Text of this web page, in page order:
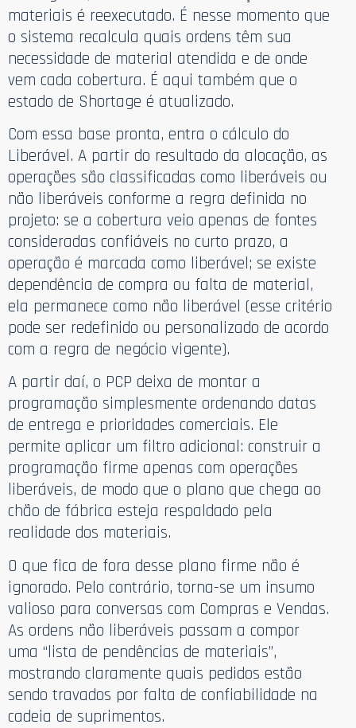
materiais é reexecutado. É nesse momento que
o sistema recalcula quais ordens têm sua
necessidade de material atendida e de onde
vem cada cobertura. É aqui também que o
estado de Shortage é atualizado.
Com essa base pronta, entra o cálculo do
Liberável. A partir do resultado da alocação, as
operações são classificadas como liberáveis ou
não liberáveis conforme a regra definida no
projeto: se a cobertura veio apenas de fontes
consideradas confiáveis no curto prazo, a
operação é marcada como liberável; se existe
dependência de compra ou falta de material,
ela permanece como não liberável (esse critério
pode ser redefinido ou personalizado de acordo
com a regra de negócio vigente).
A partir daí, o PCP deixa de montar a
programação simplesmente ordenando datas
de entrega e prioridades comerciais. Ele
permite aplicar um filtro adicional: construir a
programação firme apenas com operações
liberáveis, de modo que o plano que chega ao
chão de fábrica esteja respaldado pela
realidade dos materiais.
O que fica de fora desse plano firme não é
ignorado. Pelo contrário, torna-se um insumo
valioso para conversas com Compras e Vendas.
As ordens não liberáveis passam a compor
uma “lista de pendências de materiais”,
mostrando claramente quais pedidos estão
sendo travados por falta de confiabilidade na
cadeia de suprimentos.